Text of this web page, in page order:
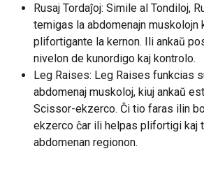
Rusaj Tordaĵoj: Simile al Tondiloj,
temigas la abdomenajn muskolojn
plifortigante la kernon. Ili ankaŭ
nivelon de kunordigo kaj kontrolo.
Leg Raises: Leg Raises funkcias
abdomenaj muskoloj, kiuj ankaŭ
Scissor-ekzerco. Ĉi tio faras ilin
ekzerco ĉar ili helpas plifortigi kaj
abdomenan regionon.